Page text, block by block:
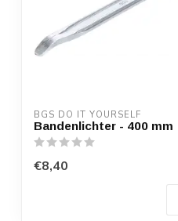
BGS DO IT YOURSELF
Bandenlichter - 400 mm
€8,40